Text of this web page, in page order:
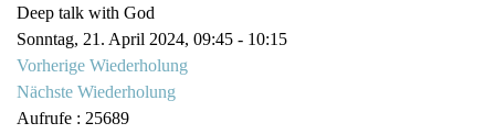
Deep talk with God
Sonntag, 21. April 2024, 09:45 - 10:15
Vorherige Wiederholung
Nächste Wiederholung
Aufrufe : 25689